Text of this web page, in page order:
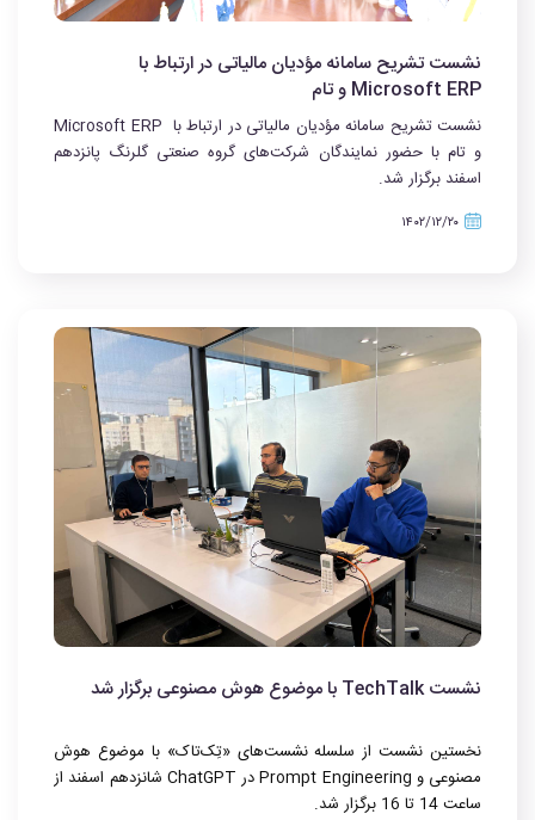
نشست تشریح سامانه مؤدیان مالیاتی در ارتباط با
Microsoft ERP و تام
نشست تشریح سامانه مؤدیان مالیاتی در ارتباط با Microsoft ERP
و تام با حضور نمایندگان شرکت‌های گروه صنعتی گلرنگ پانزدهم
اسفند برگزار شد.
۱۴۰۲/۱۲/۲۰
نشست TechTalk با موضوع هوش مصنوعی برگزار شد
نخستین نشست از سلسله نشست‌های «تِک‌تاک» با موضوع هوش
مصنوعی و Prompt Engineeringدر ChatGPT شانزدهم اسفند از
ساعت 14 تا 16 برگزار شد.